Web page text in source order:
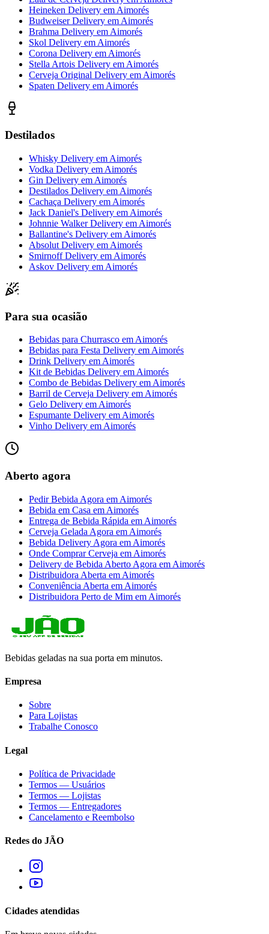
Heineken Delivery em Aimorés
Budweiser Delivery em Aimorés
Brahma Delivery em Aimorés
Skol Delivery em Aimorés
Corona Delivery em Aimorés
Stella Artois Delivery em Aimorés
Cerveja Original Delivery em Aimorés
Spaten Delivery em Aimorés
Destilados
Whisky Delivery em Aimorés
Vodka Delivery em Aimorés
Gin Delivery em Aimorés
Destilados Delivery em Aimorés
Cachaça Delivery em Aimorés
Jack Daniel's Delivery em Aimorés
Johnnie Walker Delivery em Aimorés
Ballantine's Delivery em Aimorés
Absolut Delivery em Aimorés
Smirnoff Delivery em Aimorés
Askov Delivery em Aimorés
Para sua ocasião
Bebidas para Churrasco emAimorés
Bebidas para Festa Delivery emAimorés
Drink Delivery emAimorés
Kit de Bebidas Delivery emAimorés
Combo de Bebidas Delivery emAimorés
Barril de Cerveja Delivery emAimorés
Gelo Delivery emAimorés
Espumante Delivery emAimorés
Vinho Delivery emAimorés
Aberto agora
Pedir Bebida Agora em Aimorés
Bebida em Casa em Aimorés
Entrega de Bebida Rápida em Aimorés
Cerveja Gelada Agora em Aimorés
Bebida Delivery Agora em Aimorés
Onde Comprar Cerveja em Aimorés
Delivery de Bebida Aberto Agora em Aimorés
Distribuidora Aberta em Aimorés
Conveniência Aberta em Aimorés
Distribuidora Perto de Mim em Aimorés
Bebidas geladas na sua porta em minutos.
Empresa
Sobre
Para Lojistas
Trabalhe Conosco
Legal
Política de Privacidade
Termos — Usuários
Termos — Lojistas
Termos — Entregadores
Cancelamento e Reembolso
Redes do JÃO
Cidades atendidas